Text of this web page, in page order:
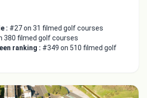
: #27 on 31 filmed golf courses
380 filmed golf courses
ranking : #349 on 510 filmed golf